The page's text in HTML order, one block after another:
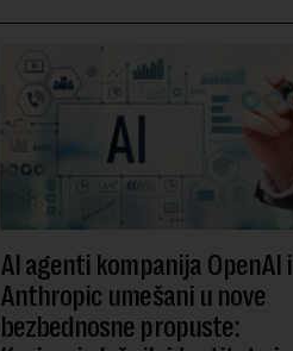
AI agenti kompanija OpenAI i
Anthropic umešani u nove
bezbednosne propuste: